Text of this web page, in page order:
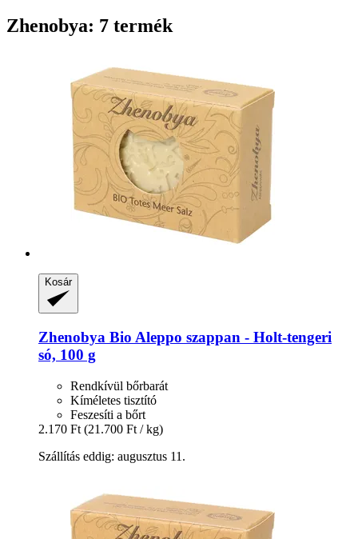
Zhenobya: 7 termék
Kosár
Zhenobya Bio Aleppo szappan -​ Holt-​tengeri
só, 100 g
Rendkívül bőrbarát
Kíméletes tisztító
Feszesíti a bőrt
2.170 Ft (21.700 Ft / kg)
Szállítás eddig: augusztus 11.